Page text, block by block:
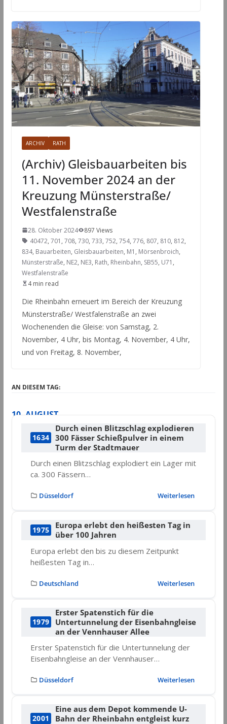
ARCHIV RATH
(Archiv) Gleisbauarbeiten bis
11. November 2024 an der
Kreuzung Münsterstraße/
Westfalenstraße
28. Oktober 2024
897 Views
40472, 701 , 708, 730, 733, 752, 754, 776, 807, 810, 812,
834, Bauarbeiten, Gleisbauarbeiten, M1 , Mörsenbroich,
Münsterstraße, NE2, NE3, Rath, Rheinbahn, SB55, U71 ,
Westfalenstraße
4 min read
Die Rheinbahn erneuert im Bereich der Kreuzung
Münsterstraße/ Westfalenstraße an zwei
Wochenenden die Gleise: von Samstag, 2.
November, 4 Uhr, bis Montag, 4. November, 4 Uhr,
und von Freitag, 8. November,
AN DIESEM TAG:
10. AUGUST
1634
Durch einen Blitzschlag explodieren
300 Fässer Schießpulver in einem
Turm der Stadtmauer
Durch einen Blitzschlag explodiert ein Lager mit
ca. 300 Fässern…
Düsseldorf Weiterlesen
1975
Europa erlebt den heißesten Tag in
über 100 Jahren
Europa erlebt den bis zu diesem Zeitpunkt
heißesten Tag in…
Deutschland Weiterlesen
1979
Erster Spatenstich für die
Untertunnelung der Eisenbahngleise
an der Vennhauser Allee
Erster Spatenstich für die Untertunnelung der
Eisenbahngleise an der Vennhauser…
Düsseldorf Weiterlesen
2001
Eine aus dem Depot kommende U-
Bahn der Rheinbahn entgleist kurz